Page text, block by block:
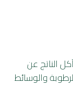
الناتج عن
والوسائط